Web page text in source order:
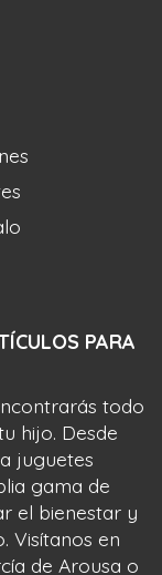
PARA
todo
hijo. Desde
juguetes
gama de
el bienestar y
Visítanos en
de Arousa o